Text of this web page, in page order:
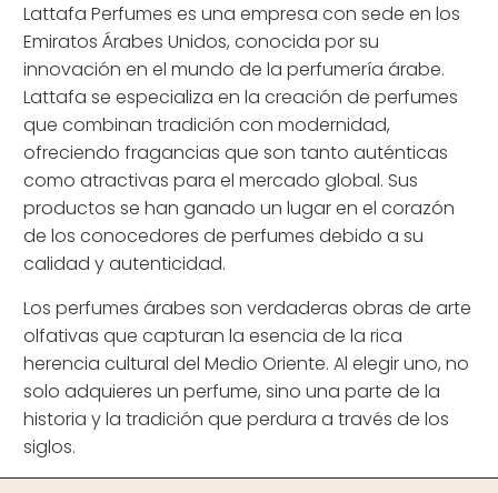
Lattafa Perfumes es una empresa con sede en los
Emiratos Árabes Unidos, conocida por su
innovación en el mundo de la perfumería árabe.
Lattafa se especializa en la creación de perfumes
que combinan tradición con modernidad,
ofreciendo fragancias que son tanto auténticas
como atractivas para el mercado global. Sus
productos se han ganado un lugar en el corazón
de los conocedores de perfumes debido a su
calidad y autenticidad.
Los perfumes árabes son verdaderas obras de arte
olfativas que capturan la esencia de la rica
herencia cultural del Medio Oriente. Al elegir uno, no
solo adquieres un perfume, sino una parte de la
historia y la tradición que perdura a través de los
siglos.